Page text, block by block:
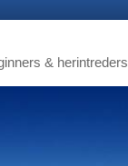
& herintreders